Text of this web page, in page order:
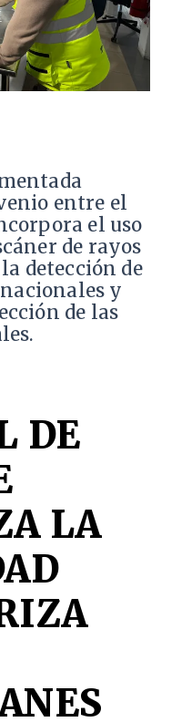
entre el
el uso
de rayos
detección de
y
de las
DE
LA